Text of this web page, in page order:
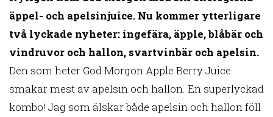
äppel- och apelsinjuice. Nu kommer ytterligare
två lyckade nyheter: ingefära, äpple, blåbär och
vindruvor och hallon, svartvinbär och apelsin.
Den som heter God Morgon Apple Berry Juice
smakar mest av apelsin och hallon. En superlyckad
kombo! Jag som älskar både apelsin och hallon föll